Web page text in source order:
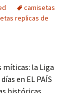
camisetas
replicas de
míticas: la Liga
en EL PAÍS
históricas,